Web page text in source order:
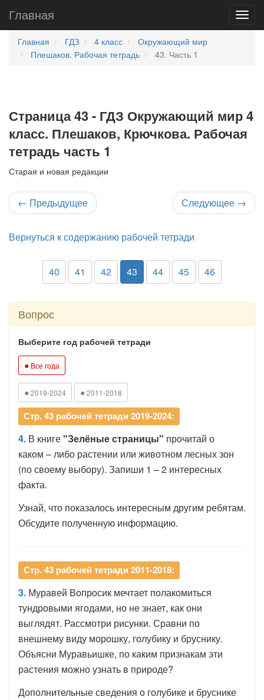
Главная
Главная ГДЗ 4 класс
Окружающий мир
Плешаков. Рабочая тетрадь
43. Часть 1
Страница 43 - ГДЗ Окружающий мир 4
класс. Плешаков, Крючкова. Рабочая
тетрадь часть 1
Старая и новая редакции
← Предыдущее Следующее →
Вернуться к содержанию рабочей тетради
40 41 42 43 44 45 46
Вопрос
Выберите год рабочей тетради
● Все года
● 2019-2024 ● 2011-2018
Стр. 43 рабочей тетради 2019-2024:
4. В книге"Зелёные страницы" прочитай о
каком – либо растении или животном лесных зон
(по своему выбору). Запиши 1 – 2 интересных
факта.
Узнай, что показалось интересным другим ребятам.
Обсудите полученную информацию.
Стр. 43 рабочей тетради 2011-2018:
3. Муравей Вопросик мечтает полакомиться
тундровыми ягодами, но не знает, как они
выглядят. Рассмотри рисунки. Сравни по
внешнему виду морошку, голубику и бруснику.
Объясни Муравьишке, по каким признакам эти
растения можно узнать в природе?
Дополнительные сведения о голубике и бруснике